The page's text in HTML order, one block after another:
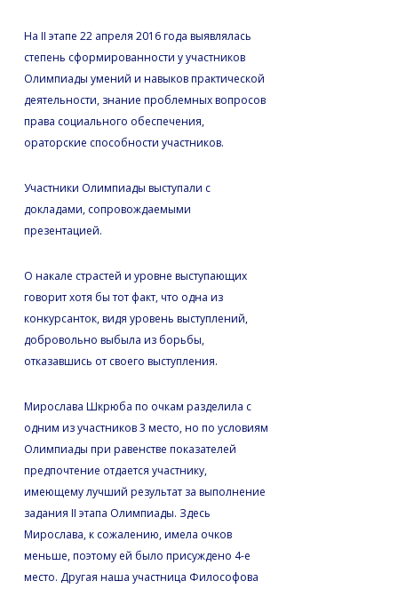
На II этапе 22 апреля 2016 года выявлялась
степень сформированности у участников
Олимпиады умений и навыков практической
деятельности, знание проблемных вопросов
права социального обеспечения,
ораторские способности участников.
Участники Олимпиады выступали с
докладами, сопровождаемыми
презентацией.
О накале страстей и уровне выступающих
говорит хотя бы тот факт, что одна из
конкурсанток, видя уровень выступлений,
добровольно выбыла из борьбы,
отказавшись от своего выступления.
Мирослава Шкрюба по очкам разделила с
одним из участников 3 место, но по условиям
Олимпиады при равенстве показателей
предпочтение отдается участнику,
имеющему лучший результат за выполнение
задания II этапа Олимпиады. Здесь
Мирослава, к сожалению, имела очков
меньше, поэтому ей было присуждено 4-е
место. Другая наша участница Философова